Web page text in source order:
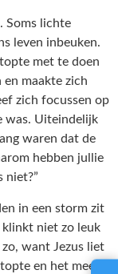
Soms lichte
leven inbeuken.
met te doen
maakte zich
zich focussen op
was. Uiteindelijk
waren dat de
hebben jullie
niet?”
in een storm zit
klinkt niet zo leuk
want Jezus liet
en het meer